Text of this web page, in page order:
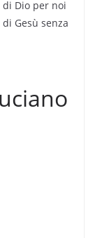
di Dio per noi
Gesù senza